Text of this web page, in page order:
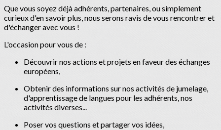
Que vous soyez déjà adhérents, partenaires, ou simplement
curieux d'en savoir plus, nous serons ravis de vous rencontrer et
d'échanger avec vous !
L'occasion pour vous de :
Découvrir nos actions et projets en faveur des échanges
européens,
Obtenir des informations sur nos activités de jumelage,
d'apprentissage de langues pour les adhérents, nos
activités diverses...
Poser vos questions et partager vos idées,